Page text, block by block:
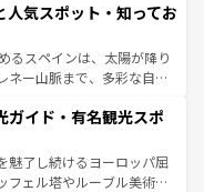
風景やアマルフィ海岸の絶
観光の合間には、本場の
リア料理を堪能することも
まで、すべての瞬間を楽し
ンテンツ一覧を参照してほ
人気スポット・知ってお
るスペインは、太陽が降り
ネー山脈まで、多彩な自然
なフラメンコ、熱気あふ
が生活の一部となってい
た雰囲気や、バルセロナの
では古代ローマ遺跡や中世
ガイド・有名観光スポ
魅了し続けるヨーロッパ屈
フェル塔やルーブル美術館